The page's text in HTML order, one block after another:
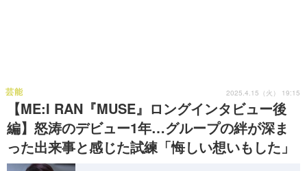
【ME:I RAN『MUSE』ロングインタビュー後
編】怒涛のデビュー1年…グループの絆が深ま
った出来事と感じた試練「悔しい想いもした」
芸能 2025.4.15（火） 19:15